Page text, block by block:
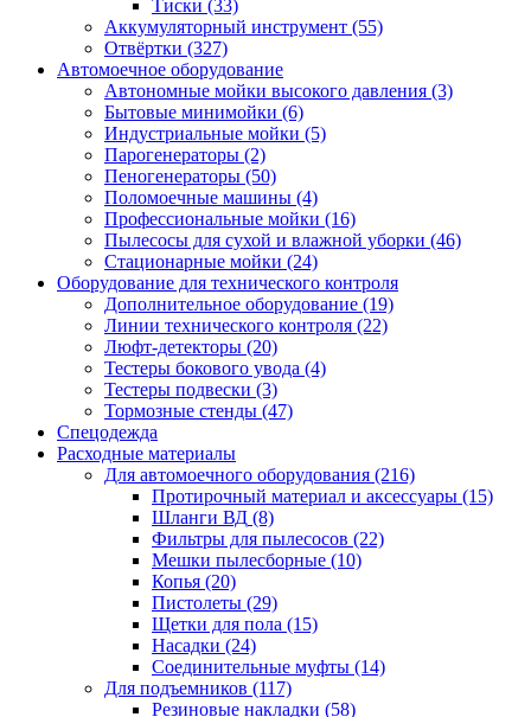
Тиски (33)
Аккумуляторный инструмент (55)
Отвёртки (327)
Автомоечное оборудование
Автономные мойки высокого давления (3)
Бытовые минимойки (6)
Индустриальные мойки (5)
Парогенераторы (2)
Пеногенераторы (50)
Поломоечные машины (4)
Профессиональные мойки (16)
Пылесосы для сухой и влажной уборки (46)
Стационарные мойки (24)
Оборудование для технического контроля
Дополнительное оборудование (19)
Линии технического контроля (22)
Люфт-детекторы (20)
Тестеры бокового увода (4)
Тестеры подвески (3)
Тормозные стенды (47)
Спецодежда
Расходные материалы
Для автомоечного оборудования (216)
Протирочный материал и аксессуары (15)
Шланги ВД (8)
Фильтры для пылесосов (22)
Мешки пылесборные (10)
Копья (20)
Пистолеты (29)
Щетки для пола (15)
Насадки (24)
Соединительные муфты (14)
Для подъемников (117)
Резиновые накладки (58)